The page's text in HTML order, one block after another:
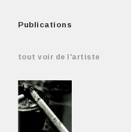
Publications
tout voir de l'artiste